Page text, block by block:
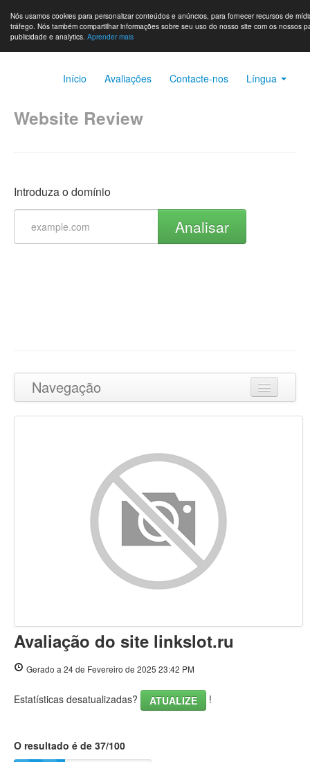
Nós usamos cookies para personalizar conteúdos e anúncios, para fornecer recursos de
tráfego. Nós também compartilhar informações sobre seu uso do nosso site com os nossos
publicidade e analytics. Aprender mais
Início Avaliações Contacte-nos Língua
Website Review
Introduza o domínio
Analisar
Navegação
Ir para o topo
Palavras-chave
Usabilidade
Documento
Dispositivos Móveis
PageSpeed Insights
Avaliação do site linkslot.ru
Gerado a 24 de Fevereiro de 2025 23:42 PM
Estatísticas desatualizadas? ATUALIZE !
O resultado é de 37/100